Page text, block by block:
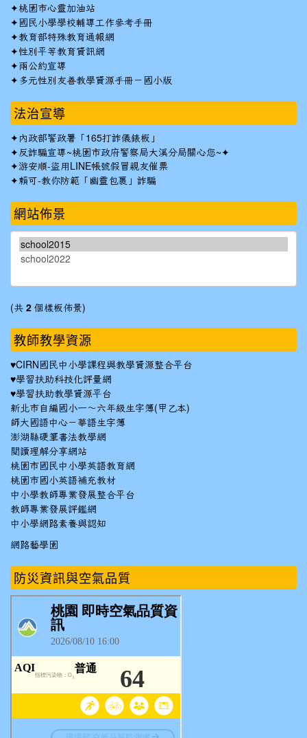
✦桃園市心靈加油站
✦ 國民小學學校輔導工作參考手冊
✦教育部特殊教育通報網
✦性別平等教育資訊網
✦兩公約宣導
✦ 多元性別友善教學資源手冊－國小版
法治宣導
✦ 內政部警政署「165打詐儀錶板」
✦反詐騙宣導~桃園市政府警察局大溪分局關心您~✦
✦游安順-盜用LINE帳號假冒親友催票
✦賴可-教你防範「幽靈包裹」詐騙
網站佈景
(共 2 個樣板佈景)
教師教學資源
♥CIRN國民中小學課程與教學資源整合平台
♥學習扶助科技化評量網
♥學習扶助教學資源平台
新北市自編國小一～六年級生字簿(甲乙本)
師大國語中心－華語生字簿
澎湖縣硬筆書法教學網
閱讀理解分享網站
桃園市國民中小學英語教育網
桃園市國小英語補充教材
中小學教師專業發展整合平台
教師專業發展評鑑網
中小學網路素養與認知
網路藝學園
防災資訊與空氣品質